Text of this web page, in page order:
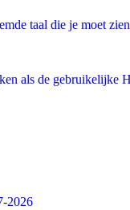
taal die je moet zien
als de gebruikelijke
2026